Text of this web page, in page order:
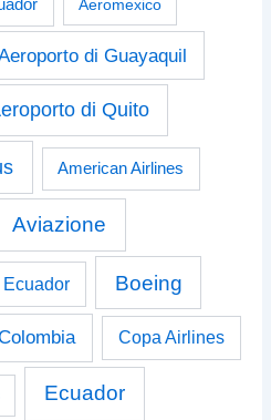
Aeromexico
di Guayaquil
di Quito
American Airlines
Aviazione
Boeing
Copa Airlines
Ecuador